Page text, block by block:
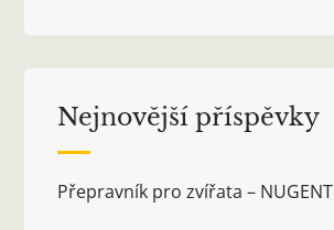
Nejnovější příspěvky
Přepravník pro zvířata – NUGENT